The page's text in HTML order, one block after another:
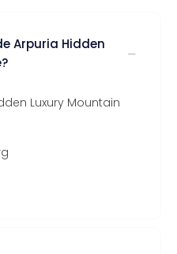
Arpuria Hidden
Luxury Mountain